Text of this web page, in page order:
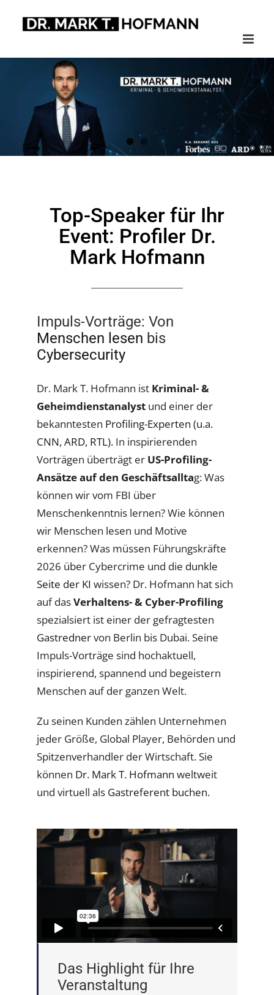
Top-Speaker für Ihr
Event: Profiler Dr.
Mark Hofmann
Impuls-Vorträge: Von
Menschen lesen bis
Cybersecurity
Dr. Mark T. Hofmann ist Kriminal- &
Geheimdienstanalyst und einer der
bekanntesten Profiling-Experten (u.a.
CNN, ARD, RTL). In inspirierenden
Vorträgen überträgt er US-Profiling-
Ansätze auf den Geschäftsalltag: Was
können wir vom FBI über
Menschenkenntnis lernen? Wie können
wir Menschen lesen und Motive
erkennen? Was müssen Führungskräfte
2026 über Cybercrime und die dunkle
Seite der KI wissen? Dr. Hofmann hat sich
auf dasVerhaltens- & Cyber-Profiling
spezialsiert ist einer der gefragtesten
Gastrednervon Berlin bis Dubai. Seine
Impuls-Vorträge sind hochaktuell,
inspirierend, spannend und begeistern
Menschen auf der ganzen Welt.
Zu seinen Kunden zählen Unternehmen
jeder Größe, Global Player, Behörden und
Spitzenverhandler der Wirtschaft. Sie
können Dr. Mark T. Hofmann weltweit
und virtuell als Gastreferent buchen.
Das Highlight für Ihre
Veranstaltung